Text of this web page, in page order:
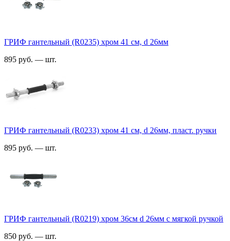
ГРИФ гантельный (R0235) хром 41 см, d 26мм
895 руб. — шт.
ГРИФ гантельный (R0233) хром 41 см, d 26мм, пласт. ручки
895 руб. — шт.
ГРИФ гантельный (R0219) хром 36см d 26мм с мягкой ручкой
850 руб. — шт.